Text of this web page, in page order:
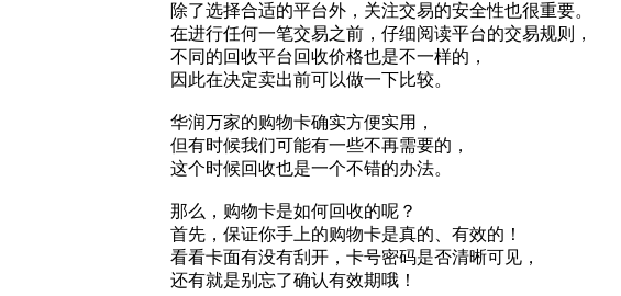
除了选择合适的平台外，关注交易的安全性也很重要。
在进行任何一笔交易之前，仔细阅读平台的交易规则，
不同的回收平台回收价格也是不一样的，
因此在决定卖出前可以做一下比较。
华润万家的购物卡确实方便实用，
但有时候我们可能有一些不再需要的，
这个时候回收也是一个不错的办法。
那么，购物卡是如何回收的呢？
首先，保证你手上的购物卡是真的、有效的！
看看卡面有没有刮开，卡号密码是否清晰可见，
还有就是别忘了确认有效期哦！